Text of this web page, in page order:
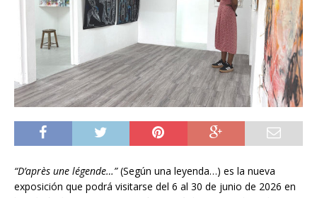
“D’après une légende…”(Según una leyenda…) es la nueva
exposición que podrá visitarse del 6 al 30 de junio de 2026 en